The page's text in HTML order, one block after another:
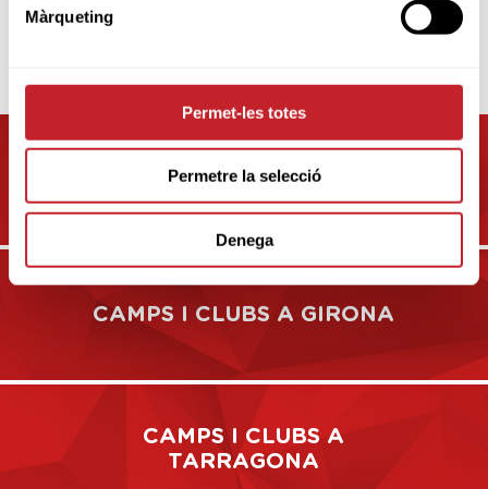
Màrqueting
Permet-les totes
Permetre la selecció
Denega
CAMPS I CLUBS A
CAMPS I CLUBS A GIRONA
CAMPS I CLUBS A
TARRAGONA